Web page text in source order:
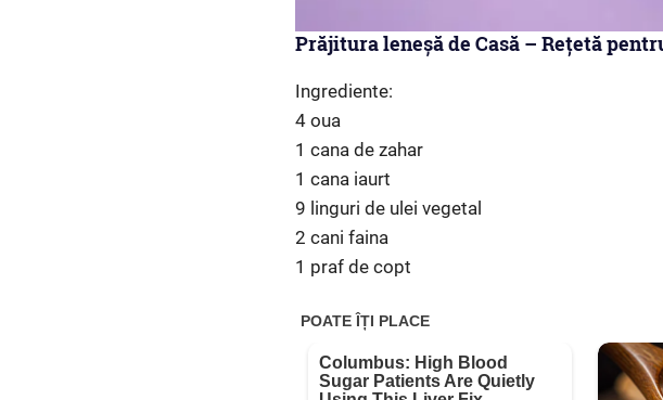
Prăjitura leneșă de Casă – Rețetă
Ingrediente:
4 oua
1 cana de zahar
1 cana iaurt
9 linguri de ulei vegetal
2 cani faina
1 praf de copt